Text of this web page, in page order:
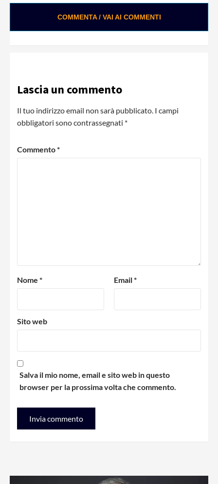
COMMENTA / VAI AI COMMENTI
Lascia un commento
Il tuo indirizzo email non sarà pubblicato. I campi
obbligatori sono contrassegnati *
Commento*
Nome * Email*
Sito web
Salva il mio nome, email e sito web in questo
browser per la prossima volta che commento.